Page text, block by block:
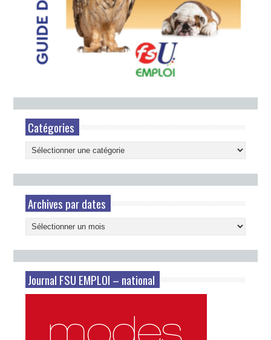
Catégories
Catégories
Archives par dates
Archives
par
dates
Journal FSU EMPLOI – national